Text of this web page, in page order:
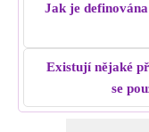
Jak je
Existují nějaké
se